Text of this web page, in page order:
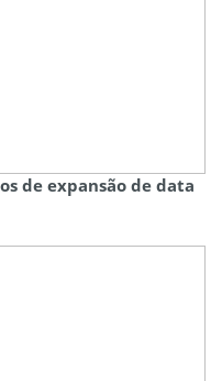
de expansão de data